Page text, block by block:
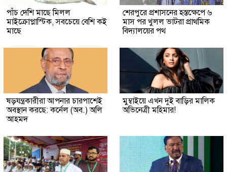
পাঁচ দেশি মাছে মিলল
মাইক্রোপ্লাস্টিক, সবচেয়ে বেশি কই
মাছে
শেরপুরে প্রশাসনের হস্তক্ষেপে ৬
মাস পর খুলল ভাটরা প্রাথমিক
বিদ্যালয়ের পথ
ষড়যন্ত্রকারীরা আপনার চারপাশেই
অবস্থান করছে: কর্নেল (অব.) অলি
আহমদ
মুম্বাইয়ে এখন দুই বাড়ির মালিক
অভিনেত্রী মহিমার!